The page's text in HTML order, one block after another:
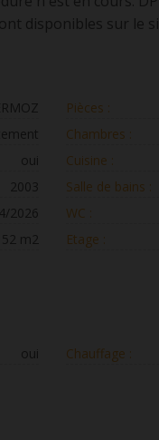
disponibles sur le
oui
2003
2026
52 m2
Pièces :
Chambres :
Cuisine :
Salle de bains :
WC :
Etage :
oui Chauffage :